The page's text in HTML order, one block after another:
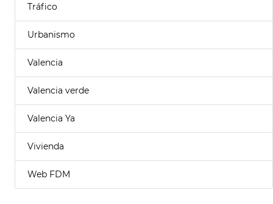
Tráfico
Urbanismo
Valencia
Valencia verde
Valencia Ya
Vivienda
Web FDM